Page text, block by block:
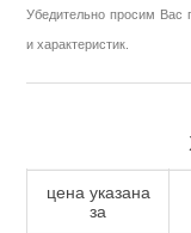
Убедительно просим Вас
и характеристик.
цена указана
за